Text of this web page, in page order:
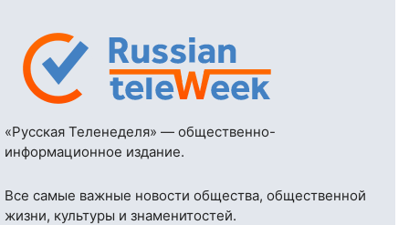
«Русская Теленеделя» — общественно-
информационное издание.
Все самые важные новости общества, общественной
жизни, культуры и знаменитостей.